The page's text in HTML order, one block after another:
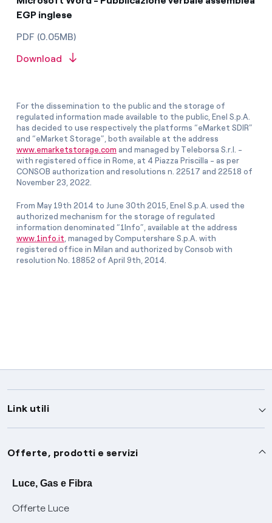
EGP inglese
PDF (0.05MB)
Download
For the dissemination to the public and the storage of
regulated information made available to the public, Enel S.p.A.
has decided to use respectively the platforms “eMarket SDIR”
and “eMarket Storage”, both available at the address
www.emarketstorage.com and managed by Teleborsa S.r.l. -
with registered office in Rome, at 4 Piazza Priscilla - as per
CONSOB authorization and resolutions n. 22517 and 22518 of
November 23, 2022.
From May 19th 2014 to June 30th 2015, Enel S.p.A. used the
authorized mechanism for the storage of regulated
information denominated “1Info”, available at the address
www.1info.it , managed by Computershare S.p.A. with
registered office in Milan and authorized by Consob with
resolution No. 18852 of April 9th, 2014.
Link utili
Assistenza
Avvisi
SOS luce e gas
Servizi
Offerte, prodotti e servizi
Luce, Gas e Fibra
Offerte Luce